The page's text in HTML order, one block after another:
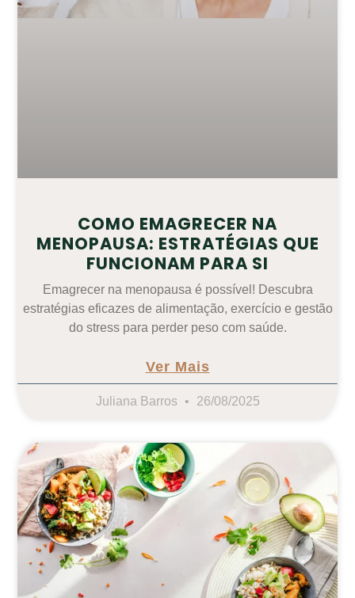
COMO EMAGRECER NA
MENOPAUSA: ESTRATÉGIAS QUE
FUNCIONAM PARA SI
Emagrecer na menopausa é possível! Descubra
estratégias eficazes de alimentação, exercício e gestão
do stress para perder peso com saúde.
Ver Mais
Juliana Barros 26/08/2025